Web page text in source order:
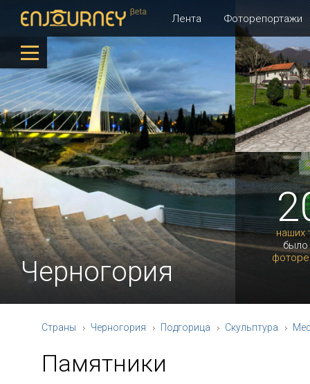
Лента Фоторепортажи
наших
было
Черногория
Страны Черногория Подгорица Скульптура
Памятники